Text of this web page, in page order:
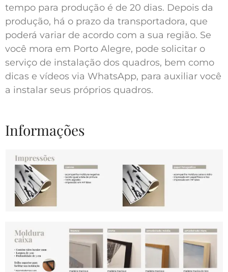
tempo para produção é de 20 dias. Depois da
produção, há o prazo da transportadora, que
poderá variar de acordo com a sua região. Se
você mora em Porto Alegre, pode solicitar o
serviço de instalação dos quadros, bem como
dicas e vídeos via WhatsApp, para auxiliar você
a instalar seus próprios quadros.
Informações